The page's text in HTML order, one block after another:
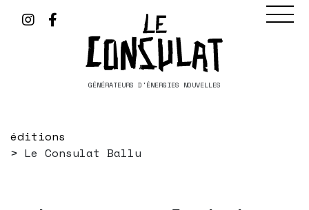
GÉNÉRATEURS D'ÉNERGIES NOUVELLES
éditions
Le Consulat Ballu